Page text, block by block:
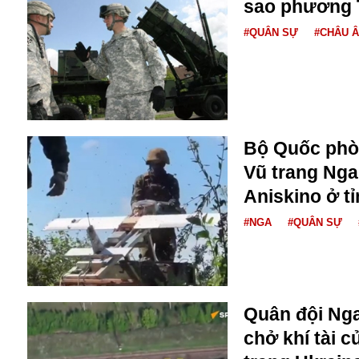
Diego Maradona
Di cư
Dòng chảy phương Bắc 1
Dải Gaza
Facebook
FED
Fansipan
F0
FLC
F-16
Gương sáng
Golf
Giáng sinh
GDP
sao phương
#QUÂN SỰ #CHÂU
Bộ Quốc
Vũ trang
Aniskino ở
#NGA #QUÂN SỰ
Quân đội
chở khí tài